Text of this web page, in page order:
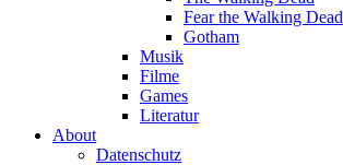
Fear the Walking Dead
Gotham
Musik
Filme
Games
Literatur
About
Datenschutz